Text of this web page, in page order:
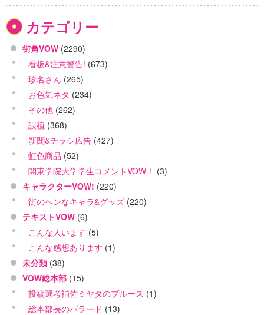
カテゴリー
街角VOW (2290)
看板&注意警告! (673)
珍名さん (265)
お色気ネタ (234)
その他 (262)
誤植 (368)
新聞&チラシ広告 (427)
虹色商品 (52)
関東学院大学学生コメントVOW！ (3)
キャラクターVOW! (220)
街のヘンなキャラ&グッズ (220)
テキストVOW (6)
こんな人います (5)
こんな感想あります (1)
未分類 (38)
VOW総本部 (15)
投稿選考補佐ミヤタのブルース (1)
総本部長のバラード (13)